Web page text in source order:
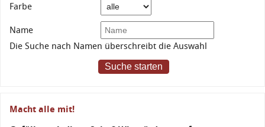
Farbe
Name
Die Suche nach Namen überschreibt die Auswahl
Suche starten
Macht alle mit!